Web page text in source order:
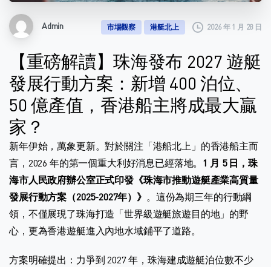
Admin 市場觀察 港艇北上 2026 年 1 月 28 日
【重磅解讀】珠海發布 2027 遊艇
發展行動方案：新增 400 泊位、
50 億產值，香港船主將成最大贏
家？
新年伊始，萬象更新。對於關注「港船北上」的香港船主而
言，2026 年的第一個重大利好消息已經落地。 1 月 5 日，珠
海市人民政府辦公室正式印發《珠海市推動遊艇產業高質量
發展行動方案（2025-2027年）》 。這份為期三年的行動綱
領，不僅展現了珠海打造「世界級遊艇旅遊目的地」的野
心，更為香港遊艇進入內地水域鋪平了道路。
方案明確提出：力爭到 2027 年，珠海建成遊艇泊位數不少